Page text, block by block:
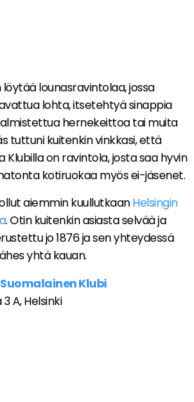
lounasravintolaa, jossa
lohta, itsetehtyä sinappia
hernekeittoa tai muita
tuttuni kuitenkin vinkkasi, että
Klubilla on ravintola, josta saa hyvin
kotiruokaa myös ei-jäsenet.
aiemmin kuullutkaanHelsingin
. Otin kuitenkin asiasta selvää ja
jo 1876 ja sen yhteydessä
yhtä kauan.
Klubi
A, Helsinki